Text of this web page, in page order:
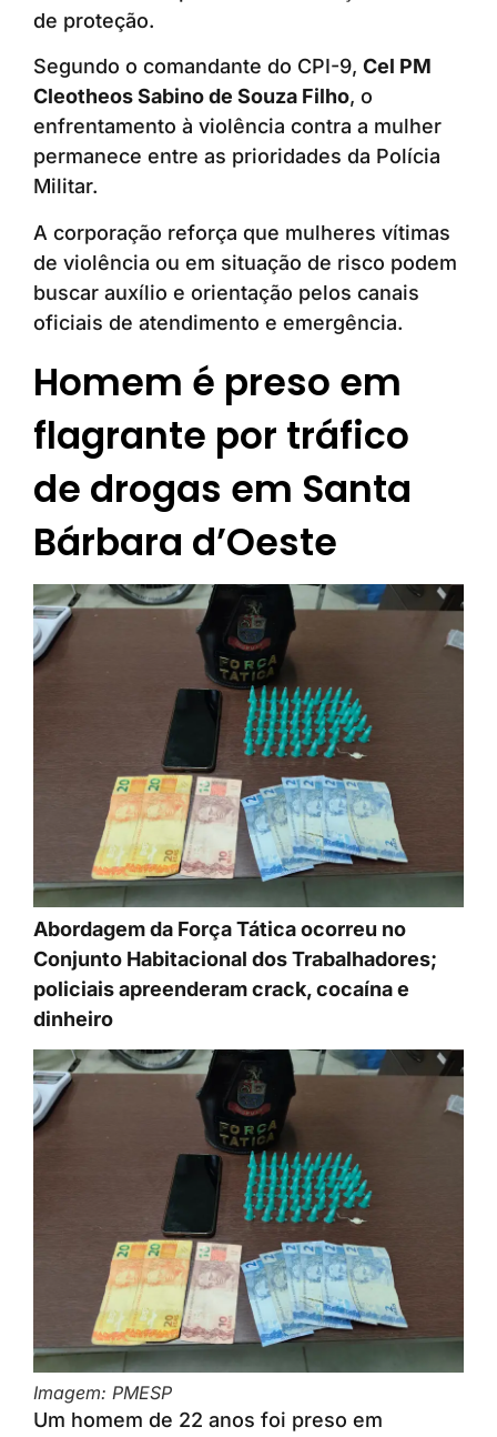
de proteção.
Segundo o comandante do CPI-9, Cel PM
Cleotheos Sabino de Souza Filho, o
enfrentamento à violência contra a mulher
permanece entre as prioridades da Polícia
Militar.
A corporação reforça que mulheres vítimas
de violência ou em situação de risco podem
buscar auxílio e orientação pelos canais
oficiais de atendimento e emergência.
Homem é preso em
flagrante por tráfico
de drogas em Santa
Bárbara d’Oeste
Abordagem da Força Tática ocorreu no
Conjunto Habitacional dos Trabalhadores;
policiais apreenderam crack, cocaína e
dinheiro
Imagem: PMESP
Um homem de 22 anos foi preso em